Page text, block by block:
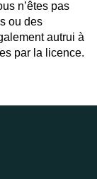
n’êtes pas
ou des
autrui à
par la licence.